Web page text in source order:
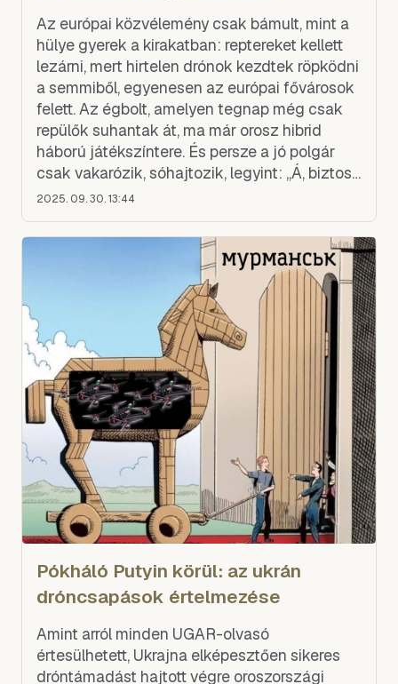
Az európai közvélemény csak bámult, mint a
hülye gyerek a kirakatban: reptereket kellett
lezárni, mert hirtelen drónok kezdtek röpködni
a semmiből, egyenesen az európai fővárosok
felett. Az égbolt, amelyen tegnap még csak
repülők suhantak át, ma már orosz hibrid
háború játékszíntere. És persze a jó polgár
csak vakarózik, sóhajtozik, legyint: „Á, biztos
valami félreértés.” Hát nem, barátaim, nem fé
2025. 09. 30. 13:44
Pókháló Putyin körül: az ukrán
dróncsapások értelmezése
Amint arról minden UGAR-olvasó
értesülhetett, Ukrajna elképesztően sikeres
dróntámadást hajtott végre oroszországi